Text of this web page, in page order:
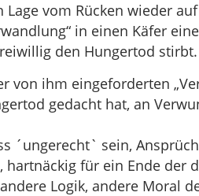
vom Rücken wieder
in einen Käfer
den Hungertod stirbt.
von ihm eingeforderten
gedacht hat, an
´ungerecht` sein,
für ein Ende der
Logik, andere Moral